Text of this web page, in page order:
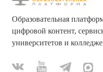
Образовательная
цифровой контент,
университетов и